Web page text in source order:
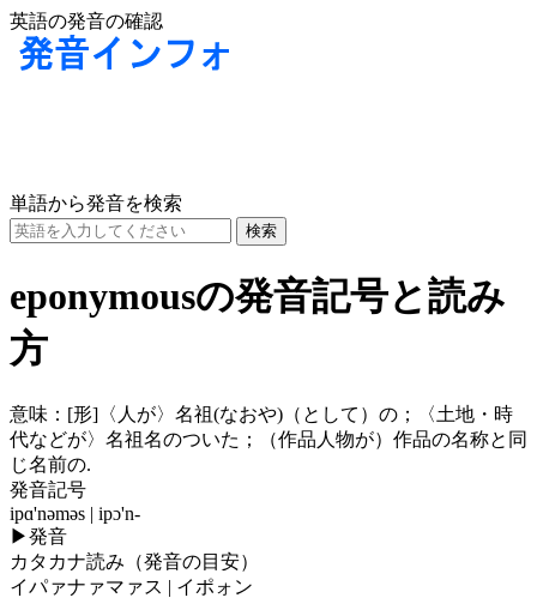
英語の発音の確認
単語から発音を検索
eponymousの発音記号と読み
方
意味： [形] 〈人が〉名祖(なおや)（として）の；〈土地・時
代などが〉名祖名のついた；（作品人物が）作品の名称と同
じ名前の.
発音記号
ipɑ'nəməs | ipɔ'n-
▶発音
カタカナ読み（発音の目安）
イパァナァマァス | イポォン